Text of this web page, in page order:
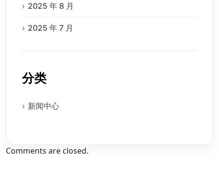
2025 年 8 月
2025 年 7 月
分类
新闻中心
Comments are closed.